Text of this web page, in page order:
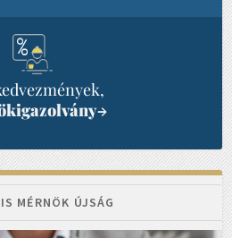
→
MÉRNÖK ÚJSÁG